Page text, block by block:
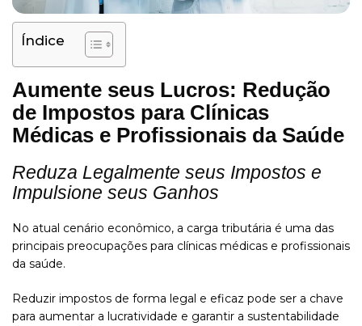
Índice
Aumente seus Lucros: Redução
de Impostos para Clínicas
Médicas e Profissionais da Saúde
Reduza Legalmente seus Impostos e
Impulsione seus Ganhos
No atual cenário econômico, a carga tributária é uma das
principais preocupações para clínicas médicas e profissionais
da saúde.
Reduzir impostos de forma legal e eficaz pode ser a chave
para aumentar a lucratividade e garantir a sustentabilidade